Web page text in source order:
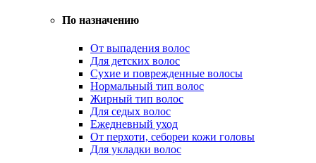
По назначению
От выпадения волос
Для детских волос
Сухие и поврежденные волосы
Нормальный тип волос
Жирный тип волос
Для седых волос
Ежедневный уход
От перхоти, себореи кожи головы
Для укладки волос